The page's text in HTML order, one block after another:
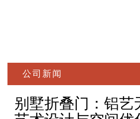
公司新闻
别墅折叠门：铝艺